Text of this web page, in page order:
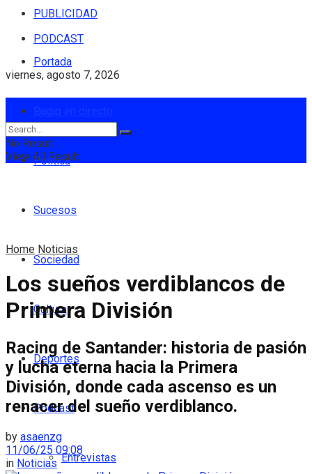
PUBLICIDAD
PODCAST
viernes, agosto 7, 2026
Portada
Política
Sucesos
Sociedad
Cultura
Deportes
Podcast
Entrevistas
No Result
View All Result
Home Noticias
Los sueños verdiblancos de
Primera División
Racing de Santander: historia de pasión
y lucha eterna hacia la Primera
División, donde cada ascenso es un
renacer del sueño verdiblanco.
by asaenzg
11/06/25 09:08
in Noticias